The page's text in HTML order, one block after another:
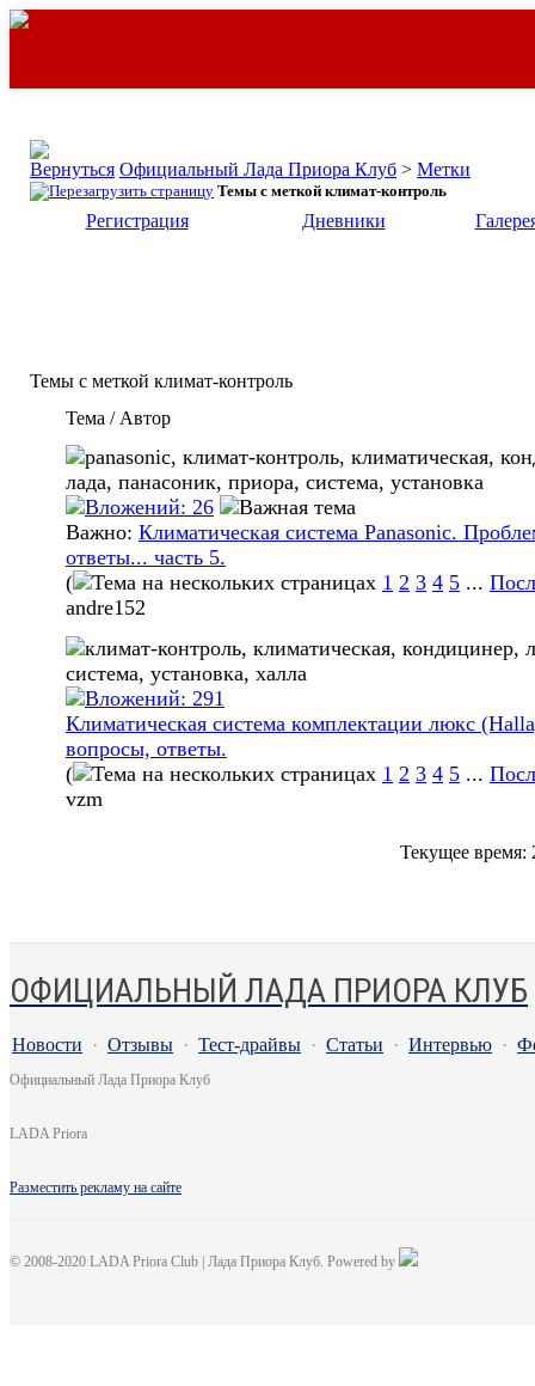
Официальный Лада Приора Клуб > Метки
Темы с меткой климат-контроль
Регистрация Дневники
Темы с меткой климат-контроль
Тема / Автор
Важно: Климатическая система Panasonic.
ответы... часть 5.
(
1 2 3 4 5 ...
andre152
Климатическая система комплектации люкс
вопросы, ответы.
(
1 2 3 4 5 ...
vzm
Текущее время:
ОФИЦИАЛЬНЫЙ ЛАДА ПРИОРА КЛУБ
Новости · Отзывы · Тест-драйвы · Статьи · Интервью ·
Официальный Лада Приора Клуб
LADA Priora
Разместить рекламу на сайте
© 2008-2020 LADA Priora Club | Лада Приора Клуб. Powered by